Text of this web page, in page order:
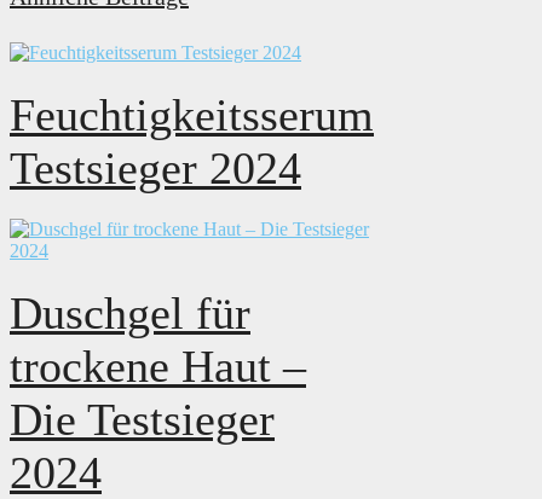
Feuchtigkeitsserum
Testsieger 2024
Duschgel für
trockene Haut –
Die Testsieger
2024